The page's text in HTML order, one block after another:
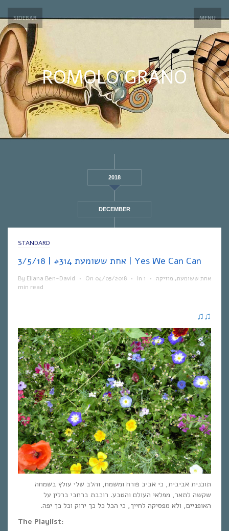
SIDEBAR MENU
ROMOLO GRANO
2018
DECEMBER
STANDARD
אחת ששומעת #314 | 3/5/18 | Yes We Can Can
By Eliana Ben-David • On 04/05/2018 • In אחת ששומעת, מוזיקה •
1
min read
♫
♫
תוכנית אביבית, כי אביב פורח ומשמח, והלב שלי עולץ בשמחה
שקשה לתאר, מפלאי העולם והטבע. רוכבת ברחבי ברלין על
האופניים, ולא מפסיקה לחייך, כי הכל כל כך ירוק וכל כך יפה.
The Playlist: